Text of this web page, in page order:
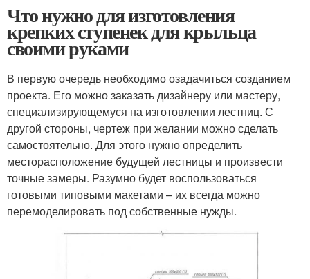
Что нужно для изготовления
крепких ступенек для крыльца
своими руками
В первую очередь необходимо озадачиться созданием
проекта. Его можно заказать дизайнеру или мастеру,
специализирующемуся на изготовлении лестниц. С
другой стороны, чертеж при желании можно сделать
самостоятельно. Для этого нужно определить
месторасположение будущей лестницы и произвести
точные замеры. Разумно будет воспользоваться
готовыми типовыми макетами – их всегда можно
перемоделировать под собственные нужды.